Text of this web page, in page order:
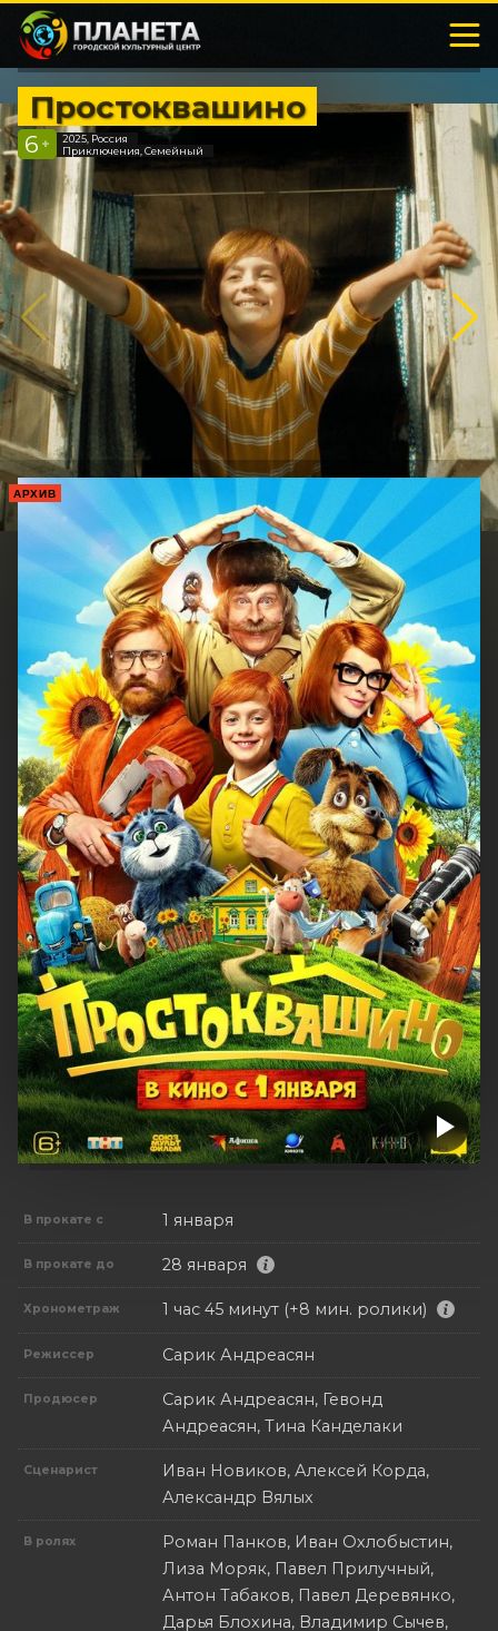
Простоквашино
6 +
2025, Россия
Приключения, Семейный
АРХИВ
В прокате с 1 января
В прокате до 28 января
Хронометраж 1 час 45 минут (+8 мин. ролики)
Режиссер Сарик Андреасян
Продюсер
Сарик Андреасян, Гевонд
Андреасян, Тина Канделаки
Сценарист
Иван Новиков, Алексей Корда,
Александр Вялых
В ролях
Роман Панков, Иван Охлобыстин,
Лиза Моряк, Павел Прилучный,
Антон Табаков, Павел Деревянко,
Дарья Блохина, Владимир Сычев,